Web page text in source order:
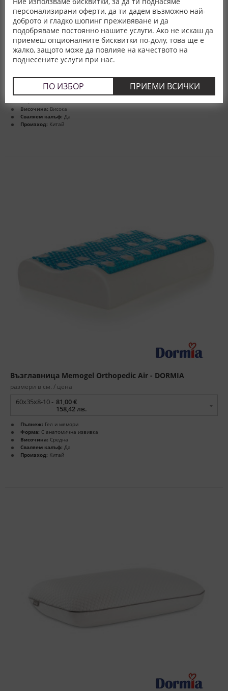
персонализирани оферти, да ти дадем възможно най-
доброто и гладко шопинг преживяване и да
подобряваме постоянно нашите услуги. Ако не искаш да
приемеш опционалните бисквитки по-долу, това ще е
жалко, защото може да повлияе на качеството на
поднесените услуги при нас.
ПО ИЗБОР ПРИЕМИ ВСИЧКИ
Възглавница Memogel Antistress Air - DORMIA
размери в см. / цена
158,42 лв.
Пълнеж:Гел и мемори
Височина: Висока
Сваляем калъф: Да
Произход: Китай
Възглавница Memogel Orthopedic Air - DORMIA
размери в см. / цена
60x35x8-10 - 81,00 €
158,42 лв.
Пълнеж: Гел и мемори
Форма: С анатомична извивка
Височина: Средна
Сваляем калъф: Да
Произход: Китай